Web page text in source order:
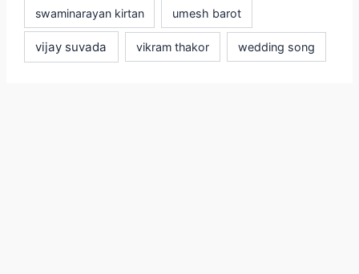
swaminarayan kirtan umesh barot
vijay suvada vikram thakor wedding song